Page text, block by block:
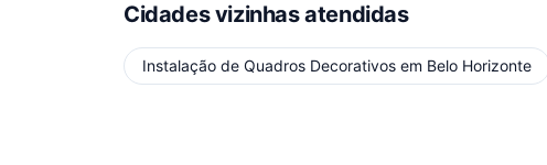
Cidades vizinhas atendidas
Instalação de Quadros Decorativos em Belo Horizonte